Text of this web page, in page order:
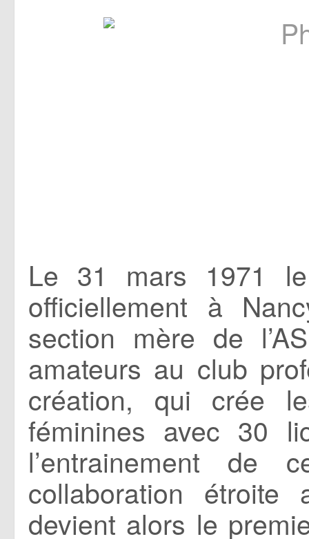
Le 31 mars 1971 le
officiellement à
section mère de
amateurs au club
création, qui crée
féminines avec 30
l’entrainement de
collaboration étroite
devient alors le